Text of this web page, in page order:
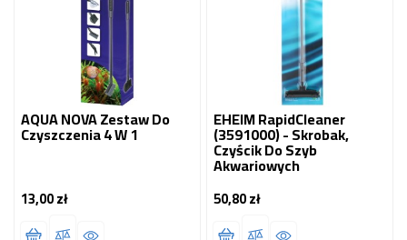
AQUA NOVA Zestaw Do
Czyszczenia 4 W 1
13,00 złCena
EHEIM RapidCleaner
(3591000) - Skrobak,
Czyścik Do Szyb
Akwariowych
50,80 złCena